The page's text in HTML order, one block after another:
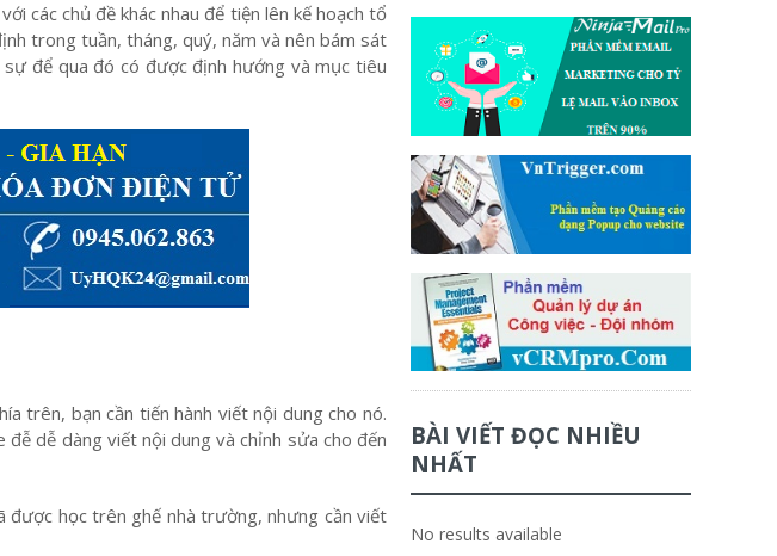
các chủ đề khác nhau để tiện lên kế hoạch tổ
trong tuần, tháng, quý, năm và nên bám sát
để qua đó có được định hướng và mục tiêu
trên, bạn cần tiến hành viết nội dung cho nó.
dễ dàng viết nội dung và chỉnh sửa cho đến
học trên ghế nhà trường, nhưng cần viết
BÀI VIẾT ĐỌC NHIỀU
NHẤT
No results available